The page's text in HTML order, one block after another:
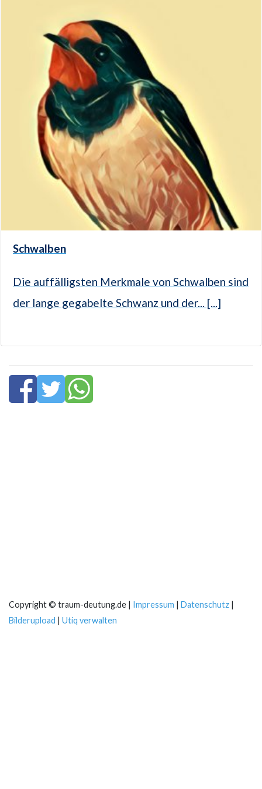
Schwalben
Die auffälligsten Merkmale von Schwalben sind
der lange gegabelte Schwanz und der... [...]
Copyright © traum-deutung.de | Impressum | Datenschutz |
Bilderupload | Utiq verwalten